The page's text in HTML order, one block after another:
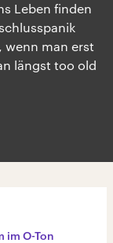
Leben finden
wenn man erst
längst too old
im O-Ton